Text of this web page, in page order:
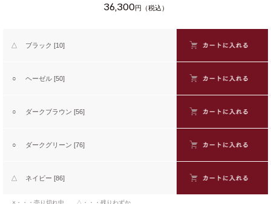
36,300円（税込）
△ ブラック [10]
○ ヘーゼル [50]
○ ダークブラウン [56]
○ ダークグリーン [76]
△ ネイビー [86]